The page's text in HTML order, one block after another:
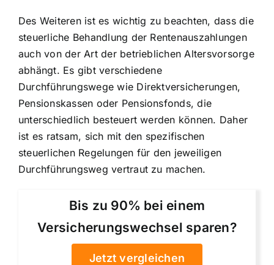
Des Weiteren ist es wichtig zu beachten, dass die
steuerliche Behandlung der Rentenauszahlungen
auch von der Art der betrieblichen Altersvorsorge
abhängt. Es gibt verschiedene
Durchführungswege wie Direktversicherungen,
Pensionskassen oder Pensionsfonds, die
unterschiedlich besteuert werden können. Daher
ist es ratsam, sich mit den spezifischen
steuerlichen Regelungen für den jeweiligen
Durchführungsweg vertraut zu machen.
Bis zu 90% bei einem
Versicherungswechsel sparen?
Jetzt vergleichen